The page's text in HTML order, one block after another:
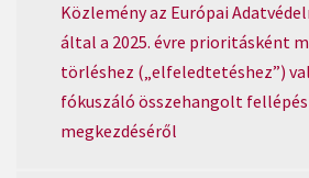
Közlemény az Európai
által a 2025. évre prioritásként
törléshez („elfeledtetéshez”)
fókuszáló összehangolt
megkezdéséről